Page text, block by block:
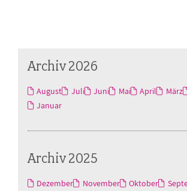
Archiv 2026
August Juli Juni Mai April März
Januar
Archiv 2025
Dezember November Oktober